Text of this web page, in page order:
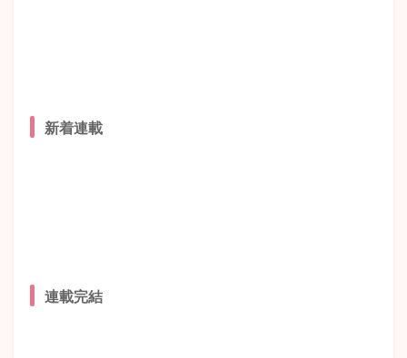
新着連載
連載完結